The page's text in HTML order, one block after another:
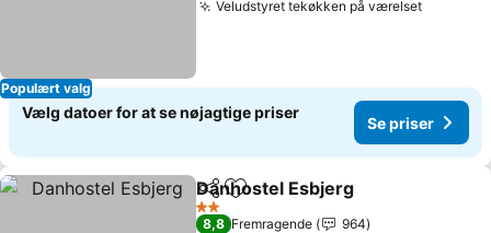
Populært valg
Veludstyret tekøkken på værelset
Vælg datoer for at se nøjagtige priser
Se priser
Del Føj til favoritter
Danhostel Esbjerg
2 Stjerner
8,8 Fremragende
964